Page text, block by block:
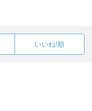
いいね!順